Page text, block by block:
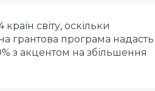
світу, оскільки
грантова програма надасть
з акцентом на збільшення